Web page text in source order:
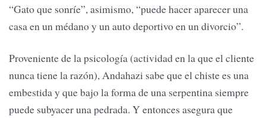
“Gato que sonríe”, asimismo, “puede hacer aparecer una
casa en un médano y un auto deportivo en un divorcio”.
Proveniente de la psicología (actividad en la que el cliente
nunca tiene la razón), Andahazi sabe que el chiste es una
embestida y que bajo la forma de una serpentina siempre
puede subyacer una pedrada. Y entonces asegura que